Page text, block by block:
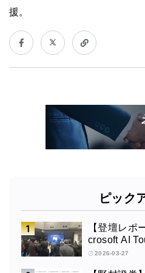
援。
ピック
【登壇レポ
crosoft AI
e OpenAI ×
2026-03-27